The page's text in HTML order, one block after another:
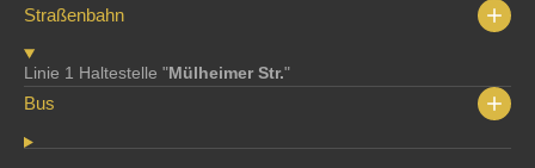
Straßenbahn
Linie 1 Haltestelle "Mülheimer Str."
Bus